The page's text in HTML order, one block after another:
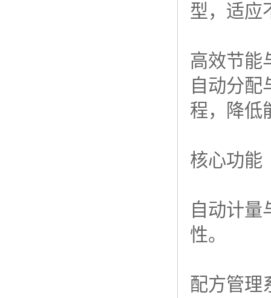
型，适应
高效节能
自动分配
程，降低
核心功能
自动计量
性。
配方管理